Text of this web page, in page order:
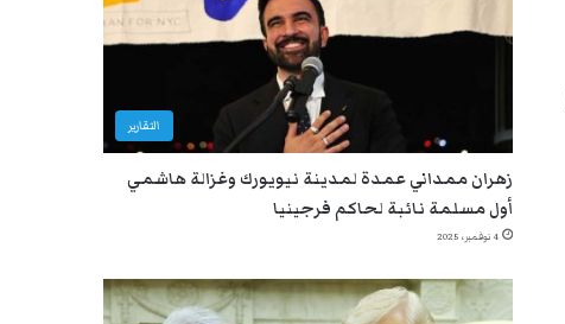
التقارير
زهران ممداني عمدة لمدينة نيويورك وغزالة هاشمي
أول مسلمة نائبة لحاكم فرجينيا
4 نوفمبر، 2025